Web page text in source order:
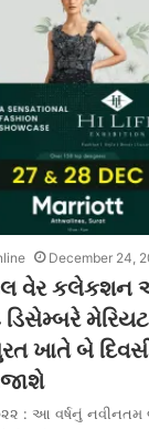
December 24,
વેર
ખાતે બે
: આ વર્ષનું